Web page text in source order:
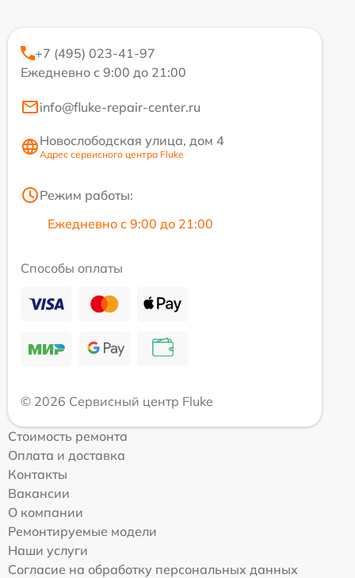
+7 (495) 023-41-97
Ежедневно с 9:00 до 21:00
info@fluke-repair-center.ru
Новослободская улица, дом 4
Адрес сервисного центра Fluke
Режим работы:
Ежедневно с 9:00 до 21:00
Способы оплаты
© 2026 Сервисный центр Fluke
Стоимость ремонта
Оплата и доставка
Контакты
Вакансии
О компании
Ремонтируемые модели
Наши услуги
Согласие на обработку персональных данных